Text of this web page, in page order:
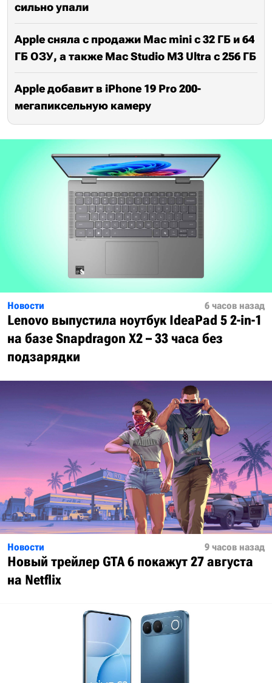
сильно упали
Apple сняла с продажи Mac mini с 32 ГБ и 64
ГБ ОЗУ, а также Mac Studio M3 Ultra с 256 ГБ
Apple добавит в iPhone 19 Pro 200-
мегапиксельную камеру
Новости 6 часов назад
Lenovo выпустила ноутбук IdeaPad 5 2-in-1
на базе Snapdragon X2 – 33 часа без
подзарядки
Новости 9 часов назад
Новый трейлер GTA 6 покажут 27 августа
на Netflix